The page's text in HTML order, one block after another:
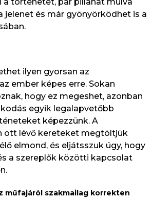
jelenet és már gyönyörködhet is a
ilyen gyorsan az
ember képes erre. Sokan
hogy ez megeshet, azonban
egyik legalapvetőbb
képezzünk. A
ott lévő kereteket megtöltjük
elmond, és eljátsszuk úgy, hogy
a szereplők közötti kapcsolat
műfajáról szakmailag korrekten